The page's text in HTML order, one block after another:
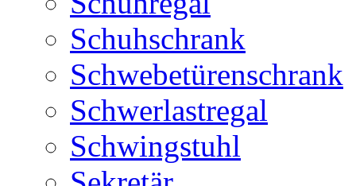
Schuhschrank
Schwebetürenschrank
Schwerlastregal
Schwingstuhl